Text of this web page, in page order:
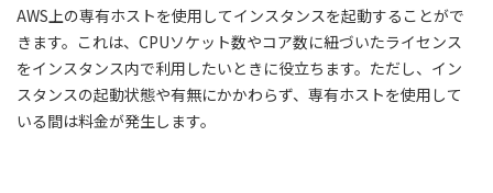
AWS上の専有ホストを使用してインスタンスを起動することがで
きます。これは、CPUソケット数やコア数に紐づいたライセンス
をインスタンス内で利用したいときに役立ちます。ただし、イン
スタンスの起動状態や有無にかかわらず、専有ホストを使用して
いる間は料金が発生します。